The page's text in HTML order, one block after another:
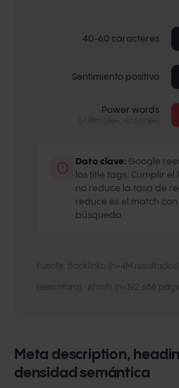
40-60 caracteres
Sentimiento positivo
Power words
Dato clave: Google
los title tags. Cumplir
no reduce la tasa de
reduce es el match
búsqueda.
Meta description,
densidad semántica